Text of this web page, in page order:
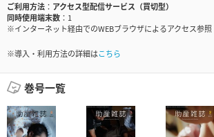
ご利用方法
アクセス型配信サービス（買切型）
同時使用端末数
1
※インターネット経由でのWEBブラウザによるアクセス参照
※導入・利用方法の詳細はこちら
巻号一覧